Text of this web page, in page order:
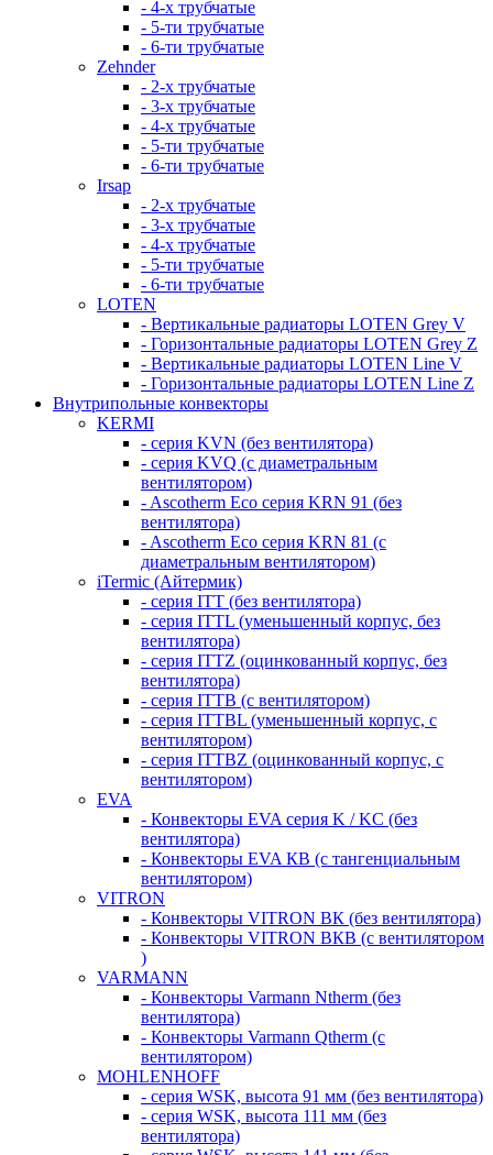
- 4-х трубчатые
- 5-ти трубчатые
- 6-ти трубчатые
Zehnder
- 2-х трубчатые
- 3-х трубчатые
- 4-х трубчатые
- 5-ти трубчатые
- 6-ти трубчатые
Irsap
- 2-х трубчатые
- 3-х трубчатые
- 4-х трубчатые
- 5-ти трубчатые
- 6-ти трубчатые
LOTEN
- Вертикальные радиаторы LOTEN Grey V
- Горизонтальные радиаторы LOTEN Grey Z
- Вертикальные радиаторы LOTEN Line V
- Горизонтальные радиаторы LOTEN Line Z
Внутрипольные конвекторы
KERMI
- серия KVN (без вентилятора)
- серия KVQ (с диаметральным
вентилятором)
- Ascotherm Eco серия KRN 91 (без
вентилятора)
- Ascotherm Eco серия KRN 81 (с
диаметральным вентилятором)
iTermic (Айтермик)
- серия ITT (без вентилятора)
- серия ITTL (уменьшенный корпус, без
вентилятора)
- серия ITTZ (оцинкованный корпус, без
вентилятора)
- серия ITTB (с вентилятором)
- серия ITTBL (уменьшенный корпус, с
вентилятором)
- серия ITTBZ (оцинкованный корпус, с
вентилятором)
EVA
- Конвекторы EVA серия K / KC (без
вентилятора)
- Конвекторы EVA КВ (с тангенциальным
вентилятором)
VITRON
- Конвекторы VITRON ВК (без вентилятора)
- Конвекторы VITRON ВКВ (с вентилятором
)
VARMANN
- Конвекторы Varmann Ntherm (без
вентилятора)
- Конвекторы Varmann Qtherm (с
вентилятором)
MOHLENHOFF
- серия WSK, высота 91 мм (без вентилятора)
- серия WSK, высота 111 мм (без
вентилятора)